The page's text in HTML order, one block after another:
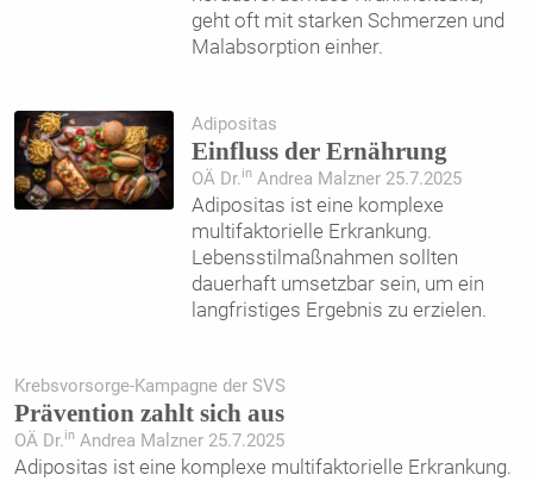
geht oft mit starken Schmerzen und
Malabsorption einher.
Adipositas
Einfluss der Ernährung
OÄ Dr.inAndrea Malzner 25.7.2025
Adipositas ist eine komplexe
multifaktorielle Erkrankung.
Lebensstilmaßnahmen sollten
dauerhaft umsetzbar sein, um ein
langfristiges Ergebnis zu erzielen.
Krebsvorsorge-Kampagne der SVS
Prävention zahlt sich aus
OÄ Dr.inAndrea Malzner 25.7.2025
Adipositas ist eine komplexe multifaktorielle Erkrankung.